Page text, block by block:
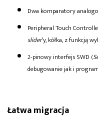
Dwa komparatory
Peripheral Touch
slider’y, kółka, z funkcją
2-pinowy interfejs SWD (
debugowanie jak i
Łatwa migracja